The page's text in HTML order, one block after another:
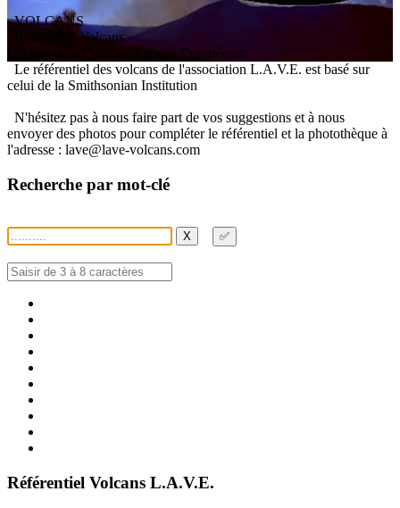
VOLCANS
/ Référentiel Volcans
ssociation V olcanologiqueEuropéenne
Le référentiel des volcans de l'association L.A.V.E. est basé sur
celui de la Smithsonian Institution
N'hésitez pas à nous faire part de vos suggestions et à nous
envoyer des photos pour compléter le référentiel et la photothèque à
l'adresse : lave@lave-volcans.com
Recherche par mot-clé
X ✅
Référentiel Volcans L.A.V.E.